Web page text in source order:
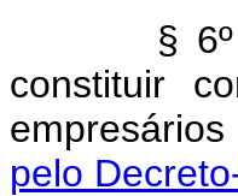
§
constituir
pelo